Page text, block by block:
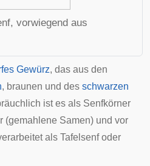
vorwiegend aus
Gewürz, das aus den
, braunen und des schwarzen
ist es als Senfkörner
(gemahlene Samen) und vor
als Tafelsenf oder